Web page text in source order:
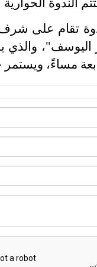
تقام على